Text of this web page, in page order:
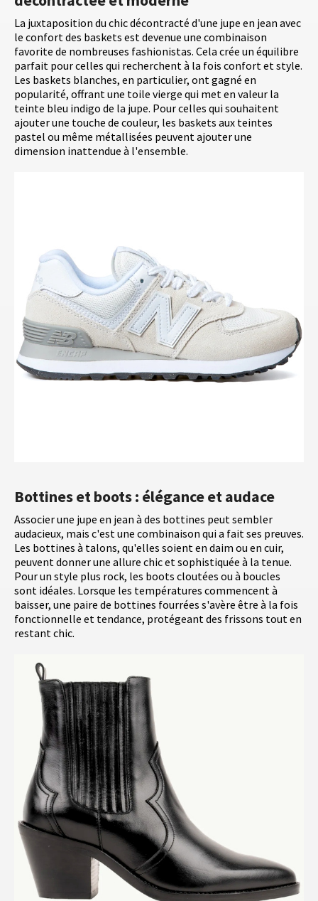
La juxtaposition du chic décontracté d'une jupe en jean avec
le confort des baskets est devenue une combinaison
favorite de nombreuses fashionistas. Cela crée un équilibre
parfait pour celles qui recherchent à la fois confort et style.
Les baskets blanches, en particulier, ont gagné en
popularité, offrant une toile vierge qui met en valeur la
teinte bleu indigo de la jupe. Pour celles qui souhaitent
ajouter une touche de couleur, les baskets aux teintes
pastel ou même métallisées peuvent ajouter une
dimension inattendue à l'ensemble.
Bottines et boots : élégance et audace
Associer une jupe en jean à des bottines peut sembler
audacieux, mais c'est une combinaison qui a fait ses preuves.
Les bottines à talons, qu'elles soient en daim ou en cuir,
peuvent donner une allure chic et sophistiquée à la tenue.
Pour un style plus rock, les boots cloutées ou à boucles
sont idéales. Lorsque les températures commencent à
baisser, une paire de bottines fourrées s'avère être à la fois
fonctionnelle et tendance, protégeant des frissons tout en
restant chic.